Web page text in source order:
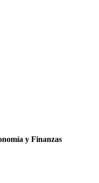
y Finanzas